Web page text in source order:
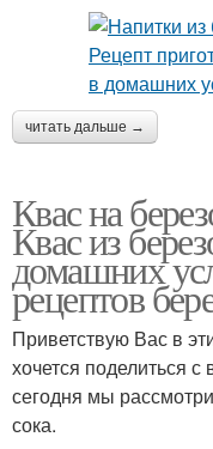
читать дальше →
Квас на
Квас из
домашних
рецептов
Приветствую Вас в
хочется поделиться
сегодня мы
сока.